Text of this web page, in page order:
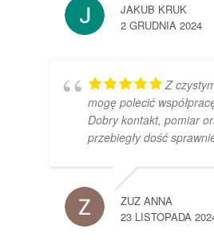
JAKUB KRUK
2 GRUDNIA 2024
Z
mogę polecić
Dobry kontakt, pomiar
przebiegły dość
ZUZ ANNA
23 LISTOPADA